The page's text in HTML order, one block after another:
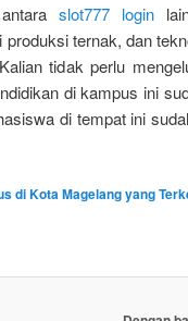
slot777 login
ternak, dan
tidak perlu
di kampus ini
di tempat ini
di Kota Magelang yang